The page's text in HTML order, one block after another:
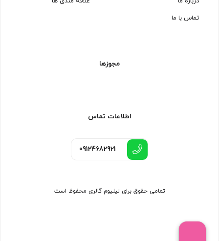
تماس با ما
مجوزها
اطلاعات تماس
09124682921
تمامی حقوق برای لیلیوم گالری محفوظ است